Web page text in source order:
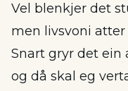
Vel blenkjer det
men livsvoni
Snart gryr det
og då skal eg